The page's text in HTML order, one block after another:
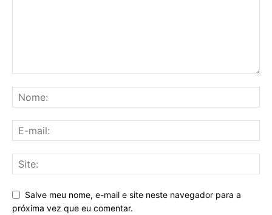
Salve meu nome, e-mail e site neste navegador para a
próxima vez que eu comentar.